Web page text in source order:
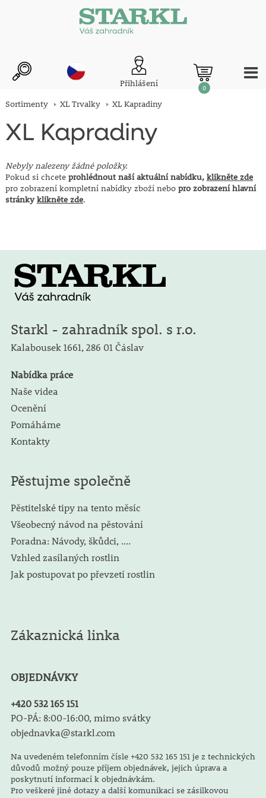
Přihlášení 0
Sortimenty XL Trvalky XL Kapradiny
XL Kapradiny
Nebyly nalezeny žádné položky.
Pokud si chcete prohlédnout naší aktuální nabídku, klikněte zde
pro zobrazení kompletní nabídky zboží nebo pro zobrazení hlavní
stránkyklikněte zde.
Starkl - zahradník spol. s r.o.
Kalabousek 1661, 286 01 Čáslav
Nabídka práce
Naše videa
Ocenění
Pomáháme
Kontakty
Pěstujme společně
Pěstitelské tipy na tento měsíc
Všeobecný návod na pěstování
Poradna: Návody, škůdci, ....
Vzhled zasílaných rostlin
Jak postupovat po převzetí rostlin
Zákaznická linka
OBJEDNÁVKY
+420 532 165 151
PO-PÁ: 8:00-16:00, mimo svátky
objednavka@starkl.com
Na uvedeném telefonním čísle +420 532 165 151 je z technických
důvodů možný pouze příjem objednávek, jejich úprava a
poskytnutí informací k objednávkám.
Pro veškeré jiné dotazy a další komunikaci se zásilkovou